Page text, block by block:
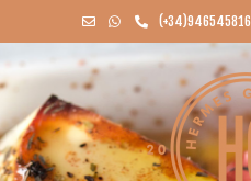
(+34)946545816